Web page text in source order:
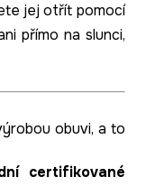
jej otřít pomocí
přímo na slunci,
obuvi, a to
certifikované